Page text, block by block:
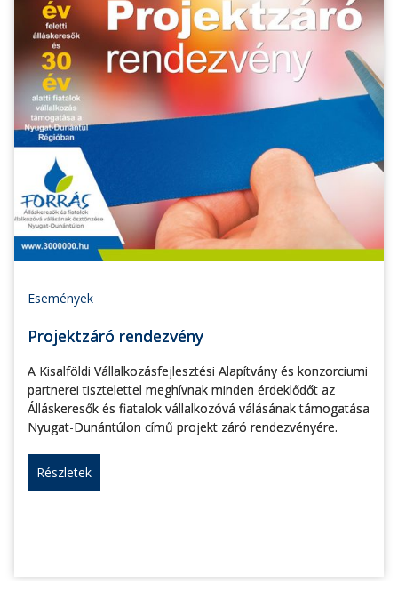
Események
Projektzáró rendezvény
A Kisalföldi Vállalkozásfejlesztési Alapítvány és konzorciumi
partnerei tisztelettel meghívnak minden érdeklődőt az
Álláskeresők és fiatalok vállalkozóvá válásának támogatása
Nyugat-Dunántúlon című projekt záró rendezvényére.
Részletek